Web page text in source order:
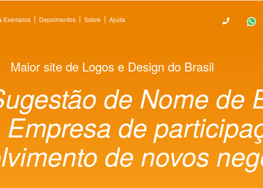
Exemplos Depoimentos Sobre Ajuda
Maior site de Logos e Design do Brasil
de Nome de
Empresa de
de novos